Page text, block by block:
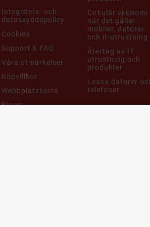
Integritets- och
dataskyddspolicy
Cookies
Support & FAQ
Våra utmärkelser
Köpvillkor
Webbplatskarta
Blogg
Cirkulär ekonomi
när det gäller
mobiler, datorer
och it-utrustning
Återtag av IT
utrustning och
produkter
Leasa datorer
telefoner